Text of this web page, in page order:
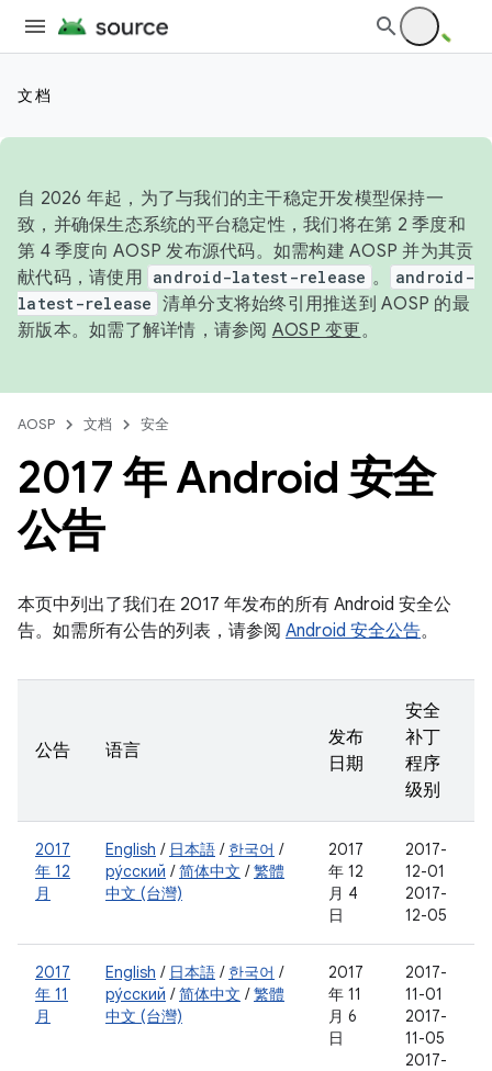
文档
自 2026 年起，为了与我们的主干稳定开发模型保持一
致，并确保生态系统的平台稳定性，我们将在第 2 季度和
第 4 季度向 AOSP 发布源代码。如需构建 AOSP 并为其贡
献代码，请使用 android-latest-release 。
android-
latest-release 清单分支将始终引用推送到 AOSP 的最
新版本。如需了解详情，请参阅 AOSP 变更。
AOSP 文档 安全
2017 年 Android 安全
公告
本页中列出了我们在 2017 年发布的所有 Android 安全公
告。如需所有公告的列表，请参阅 Android 安全公告。
公告 语言
发布
日期
安全
补丁
程序
级别
2017
年 12
月
English / 日本語 / 한국어 /
ру́сский /简体中文 /繁體
中文 (台灣)
2017
年 12
月 4
日
2017-
12-01
2017-
12-05
2017
年 11
月
English / 日本語 / 한국어 /
ру́сский /简体中文 /繁體
中文 (台灣)
2017
年 11
月 6
日
2017-
11-01
2017-
11-05
2017-